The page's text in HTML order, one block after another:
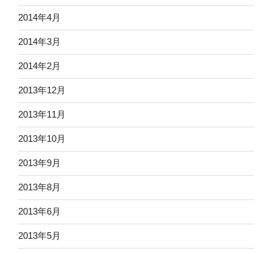
2014年4月
2014年3月
2014年2月
2013年12月
2013年11月
2013年10月
2013年9月
2013年8月
2013年6月
2013年5月